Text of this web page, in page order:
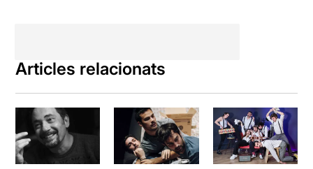
Articles relacionats